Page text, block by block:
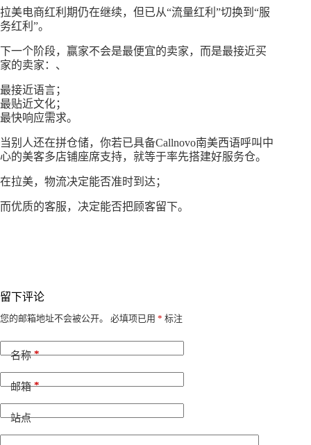
拉美电商红利期仍在继续，但已从“流量红利”切换到“服
务红利”。
下一个阶段，赢家不会是最便宜的卖家，而是最接近买
家的卖家：、
最接近语言；
最贴近文化；
最快响应需求。
当别人还在拼仓储，你若已具备Callnovo南美西语呼叫中
心的美客多店铺座席支持，就等于率先搭建好服务仓。
在拉美，物流决定能否准时到达；
而优质的客服，决定能否把顾客留下。
留下评论
您的邮箱地址不会被公开。 必填项已用 * 标注
名称*
邮箱*
站点
A
t
e
t
i